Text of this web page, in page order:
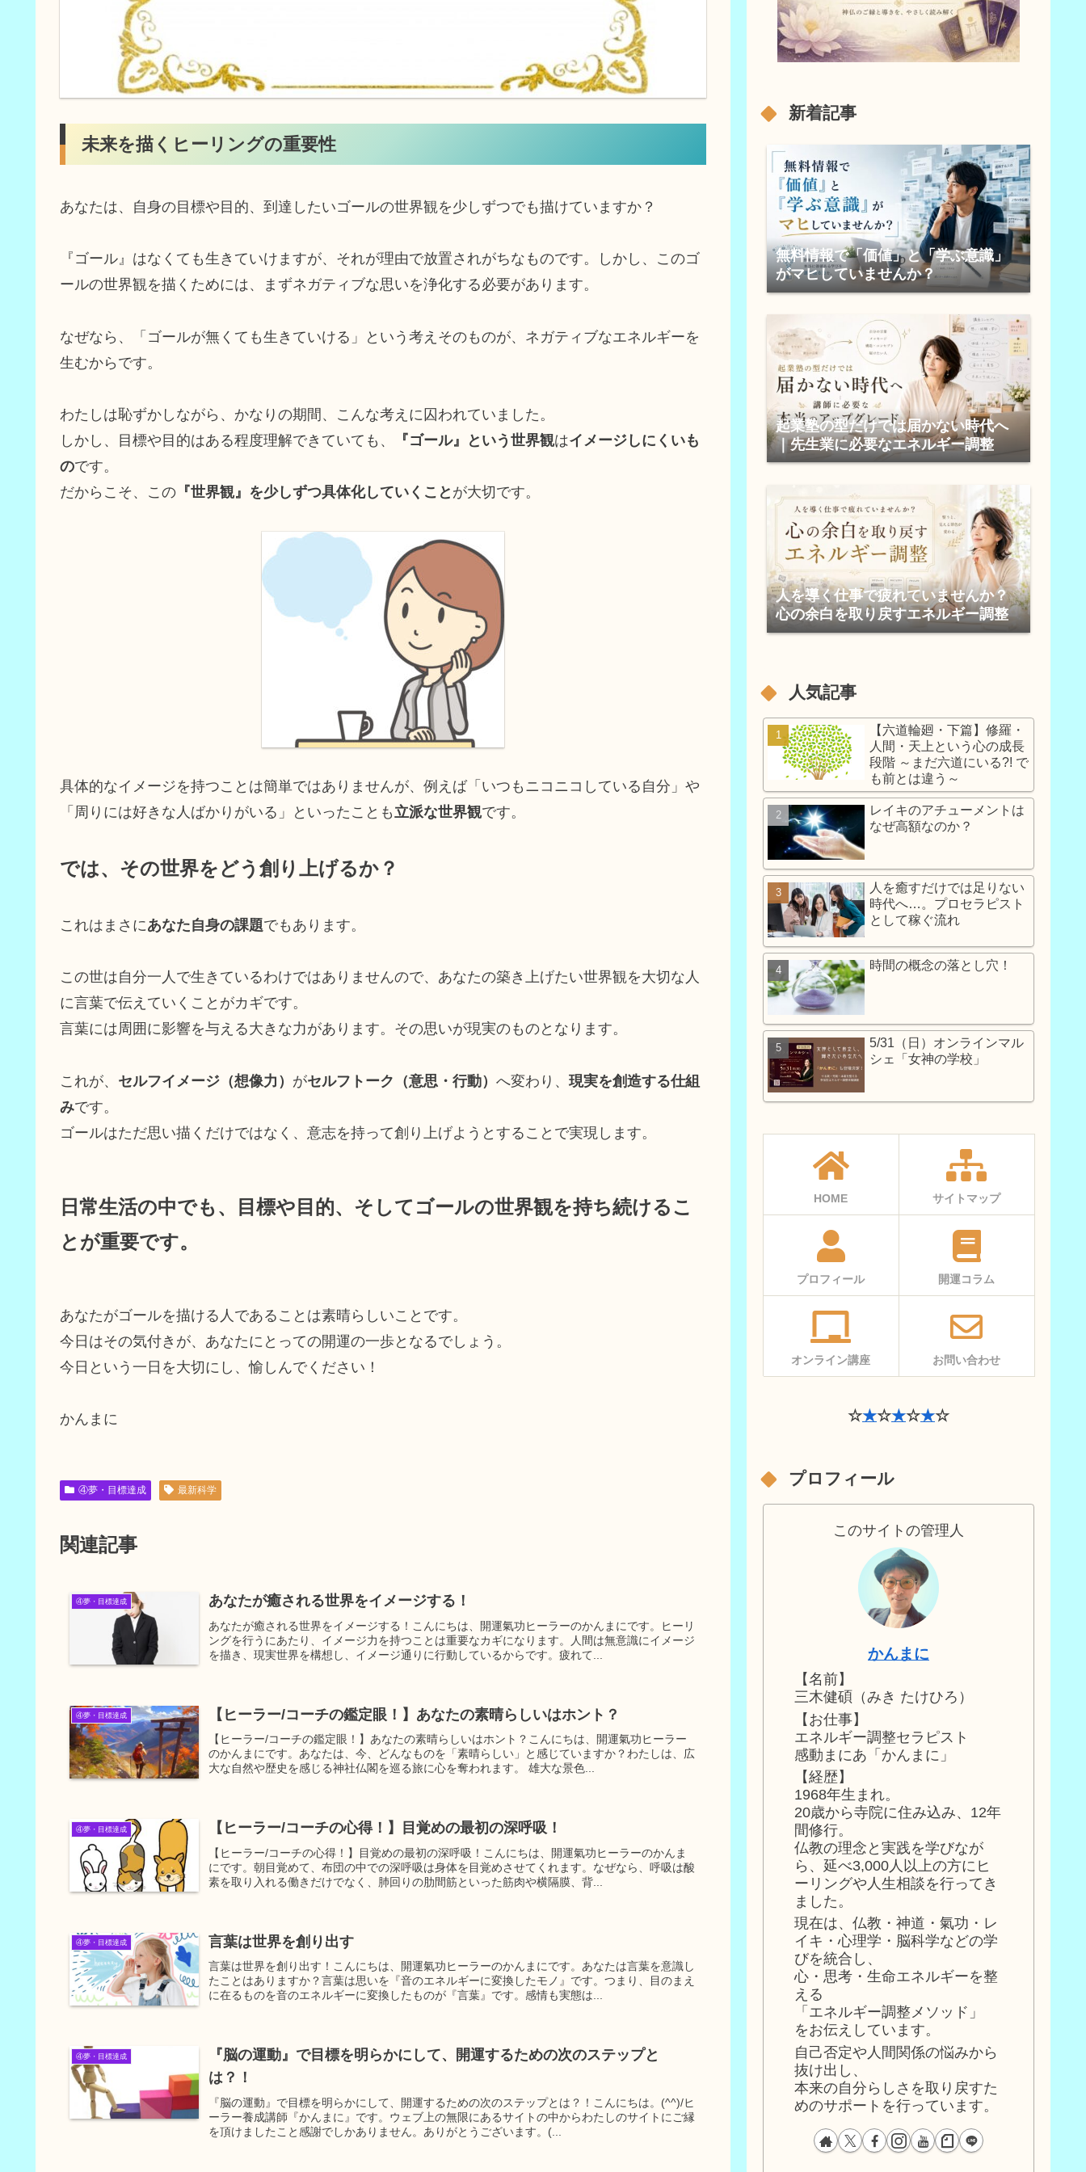
未来を描くヒーリングの重要性
あなたは、自身の目標や目的、到達したいゴールの世界観を少しずつでも描けていますか？
『ゴール』はなくても生きていけますが、それが理由で放置されがちなものです。しかし、このゴ
ールの世界観を描くためには、まずネガティブな思いを浄化する必要があります。
なぜなら、「ゴールが無くても生きていける」という考えそのものが、ネガティブなエネルギーを
生むからです。
わたしは恥ずかしながら、かなりの期間、こんな考えに囚われていました。
しかし、目標や目的はある程度理解できていても、
『ゴール』という世界観はイメージしにくいも
のです。
だからこそ、この 『世界観』を少しずつ具体化していくこと が大切です。
具体的なイメージを持つことは簡単ではありませんが、例えば「いつもニコニコしている自分」や
「周りには好きな人ばかりがいる」といったことも 立派な世界観です。
では、その世界をどう創り上げるか？
これはまさにあなた自身の課題でもあります。
この世は自分一人で生きているわけではありませんので、あなたの築き上げたい世界観を大切な人
に言葉で伝えていくことがカギです。
言葉には周囲に影響を与える大きな力があります。その思いが現実のものとなります。
これが、 セルフイメージ（想像力） がセルフトーク（意思・行動） へ変わり、 現実を創造する仕組
みです。
ゴールはただ思い描くだけではなく、意志を持って創り上げようとすることで実現します。
日常生活の中でも、目標や目的、そしてゴールの世界観を持ち続けるこ
とが重要です。
あなたがゴールを描ける人であることは素晴らしいことです。
今日はその気付きが、あなたにとっての開運の一歩となるでしょう。
今日という一日を大切にし、愉しんでください！
かんまに
④夢・目標達成 最新科学
関連記事
④夢・目標達成 あなたが癒される世界をイメージする！
あなたが癒される世界をイメージする！こんにちは、開運氣功ヒーラーのかんまにです。ヒーリ
ングを行うにあたり、イメージ力を持つことは重要なカギになります。人間は無意識にイメージ
を描き、現実世界を構想し、イメージ通りに行動しているからです。疲れて...
④夢・目標達成 【ヒーラー/コーチの鑑定眼！】あなたの素晴らしいはホント？
【ヒーラー/コーチの鑑定眼！】あなたの素晴らしいはホント？こんにちは、開運氣功ヒーラー
のかんまにです。あなたは、今、どんなものを「素晴らしい」と感じていますか？わたしは、広
大な自然や歴史を感じる神社仏閣を巡る旅に心を奪われます。 雄大な景色...
④夢・目標達成 【ヒーラー/コーチの心得！】目覚めの最初の深呼吸！
【ヒーラー/コーチの心得！】目覚めの最初の深呼吸！こんにちは、開運氣功ヒーラーのかんま
にです。朝目覚めて、布団の中での深呼吸は身体を目覚めさせてくれます。なぜなら、呼吸は酸
素を取り入れる働きだけでなく、肺回りの肋間筋といった筋肉や横隔膜、背...
④夢・目標達成 言葉は世界を創り出す
言葉は世界を創り出す！こんにちは、開運氣功ヒーラーのかんまにです。あなたは言葉を意識し
たことはありますか？言葉は思いを『音のエネルギーに変換したモノ』です。つまり、目のまえ
に在るものを音のエネルギーに変換したものが『言葉』です。感情も実態は...
④夢・目標達成
『脳の運動』で目標を明らかにして、開運するための次のステップと
は？！
『脳の運動』で目標を明らかにして、開運するための次のステップとは？！こんにちは。(^^)/ヒ
ーラー養成講師『かんまに』です。ウェブ上の無限にあるサイトの中からわたしのサイトにご縁
を頂けましたこと感謝でしかありません。ありがとうございます。(...
新着記事
無料情報で「価値」と「学ぶ意識」
がマヒしていませんか？
起業塾の型だけでは届かない時代へ
｜先生業に必要なエネルギー調整
人を導く仕事で疲れていませんか？
心の余白を取り戻すエネルギー調整
人気記事
【六道輪廻・下篇】修羅・
人間・天上という心の成長
段階 ～まだ六道にいる?! で
も前とは違う～
レイキのアチューメントは
なぜ高額なのか？
人を癒すだけでは足りない
時代へ…。プロセラピスト
として稼ぐ流れ
時間の概念の落とし穴！
5/31（日）オンラインマル
シェ「女神の学校」
HOME サイトマップ
プロフィール 開運コラム
オンライン講座 お問い合わせ
☆★☆★☆★☆
プロフィール
このサイトの管理人
かんまに
【名前】
三木健碩（みき たけひろ）
【お仕事】
エネルギー調整セラピスト
感動まにあ「かんまに」
【経歴】
1968年生まれ。
20歳から寺院に住み込み、12年
間修行。
仏教の理念と実践を学びなが
ら、延べ3,000人以上の方にヒ
ーリングや人生相談を行ってき
ました。
現在は、仏教・神道・氣功・レ
イキ・心理学・脳科学などの学
びを統合し、
心・思考・生命エネルギーを整
える
「エネルギー調整メソッド」
をお伝えしています。
自己否定や人間関係の悩みから
抜け出し、
本来の自分らしさを取り戻すた
めのサポートを行っています。